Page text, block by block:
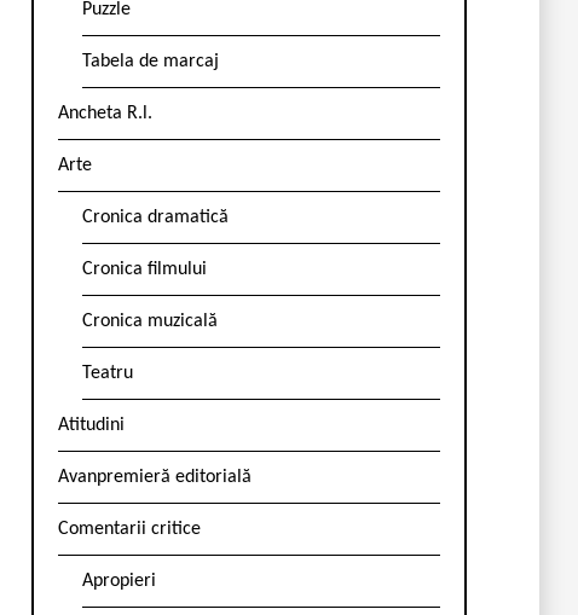
Puzzle
Tabela de marcaj
Ancheta R.l.
Arte
Cronica dramatică
Cronica filmului
Cronica muzicală
Teatru
Atitudini
Avanpremieră editorială
Comentarii critice
Apropieri